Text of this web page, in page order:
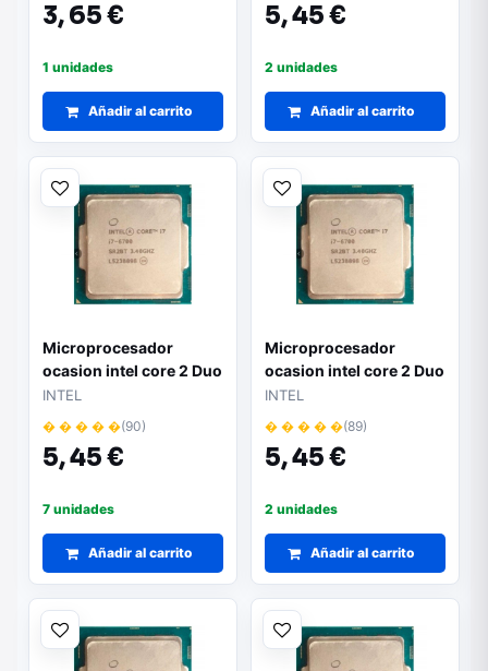
3,65 €
1 unidades
Añadir al carrito
5,45 €
2 unidades
Añadir al carrito
Microprocesador
ocasion intel core 2 Duo
8400
INTEL
� � � � �(90)
5,45 €
7 unidades
Añadir al carrito
Microprocesador
ocasion intel core 2 Duo
8500
INTEL
� � � � �(89)
5,45 €
2 unidades
Añadir al carrito